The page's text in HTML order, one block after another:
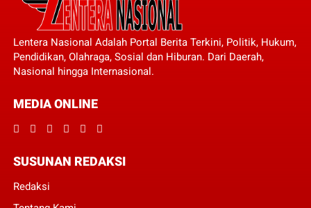
Lentera Nasional Adalah Portal Berita Terkini, Politik, Hukum,
Pendidikan, Olahraga, Sosial dan Hiburan. Dari Daerah,
Nasional hingga Internasional.
MEDIA ONLINE
SUSUNAN REDAKSI
Redaksi